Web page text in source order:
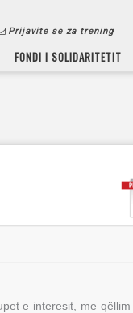
Prijavite se za trening
FONDI I SOLIDARITETIT
e interesit, me qëllim